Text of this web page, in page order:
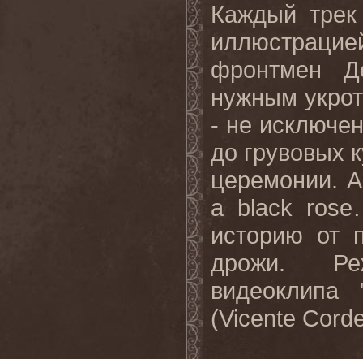
Каждый
фронтмен
нужным
- не
до грувовых
церемонии.
a black
историю от
дрожи.
(Vicente